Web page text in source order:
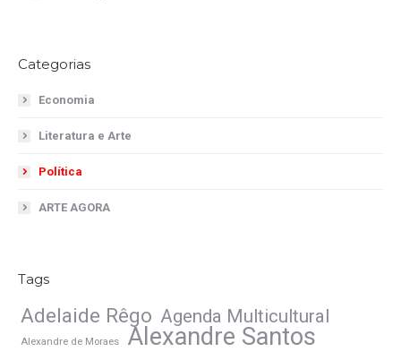
Categorias
Economia
Literatura e Arte
Política
ARTE AGORA
Tags
Adelaide Rêgo Agenda Multicultural
Alexandre de Moraes Alexandre Santos